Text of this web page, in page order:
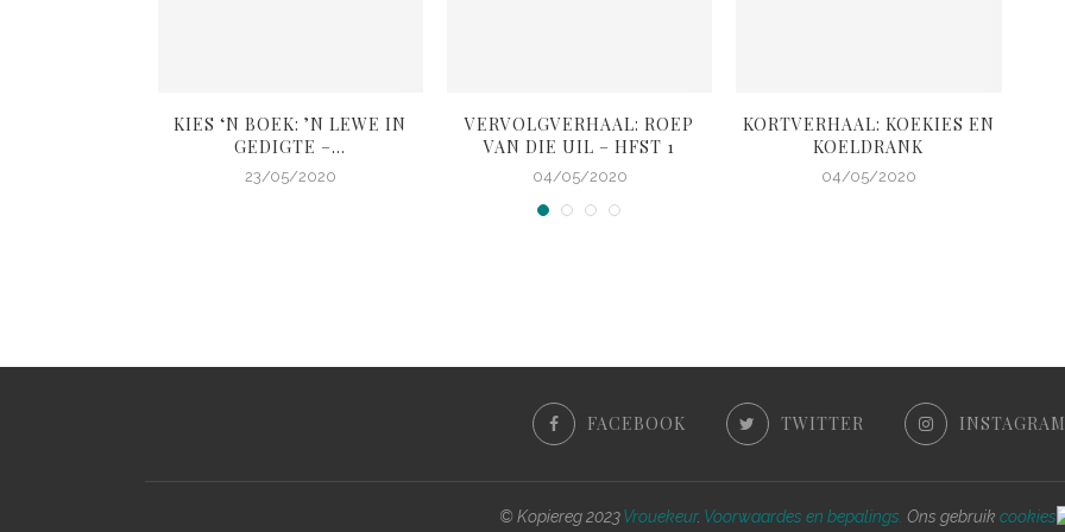
KIES ‘N BOEK: ’N LEWE IN
GEDIGTE –...
23/05/2020
VERVOLGVERHAAL: ROEP
VAN DIE UIL – HFST 1
04/05/2020
KORTVERHAAL: KOEKIES EN
KOELDRANK
04/05/2020
FACEBOOK TWITTER INSTAGRAM
© Kopiereg 2023Vrouekeur. Voorwaardes en bepalings. Ons gebruik cookies